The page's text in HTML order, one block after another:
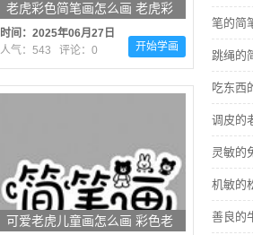
老虎彩色简笔画怎么画 老虎彩
色简笔画好看
时间：2025年06月27日
人气：543 评论：0
开始学画
可爱老虎儿童画怎么画 彩色老
笔的简
跳绳的
吃东西
调皮的
灵敏的
机敏的
善良的